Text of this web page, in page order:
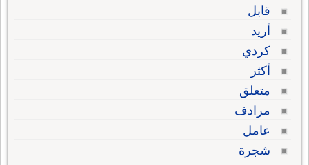
قابل
أريد
كردي
أكثر
متعلق
مرادف
عامل
شجرة